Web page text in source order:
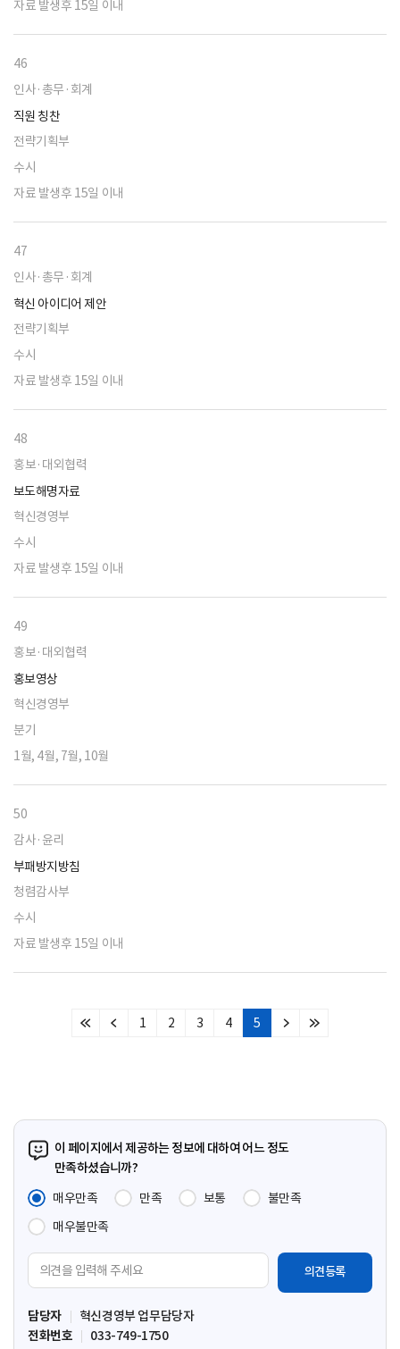
자료 발생후 15일 이내
46
인사·총무·회계
직원 칭찬
전략기획부
수시
자료 발생후 15일 이내
47
인사·총무·회계
혁신 아이디어 제안
전략기획부
수시
자료 발생후 15일 이내
48
홍보·대외협력
보도해명자료
혁신경영부
수시
자료 발생후 15일 이내
49
홍보·대외협력
홍보영상
혁신경영부
분기
1월, 4월, 7월, 10월
50
감사·윤리
부패방지방침
청렴감사부
수시
자료 발생후 15일 이내
처
이
1 2 3 4 5
다
마
이 페이지에서 제공하는 정보에 대하여 어느 정도
만족하셨습니까?
매우만족
만족 보통
불만족
매우불만족
견
입
력
담당자
혁신경영부 업무담당자
전화번호
033-749-1750